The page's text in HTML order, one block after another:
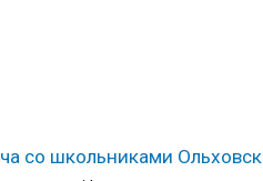
со школьниками